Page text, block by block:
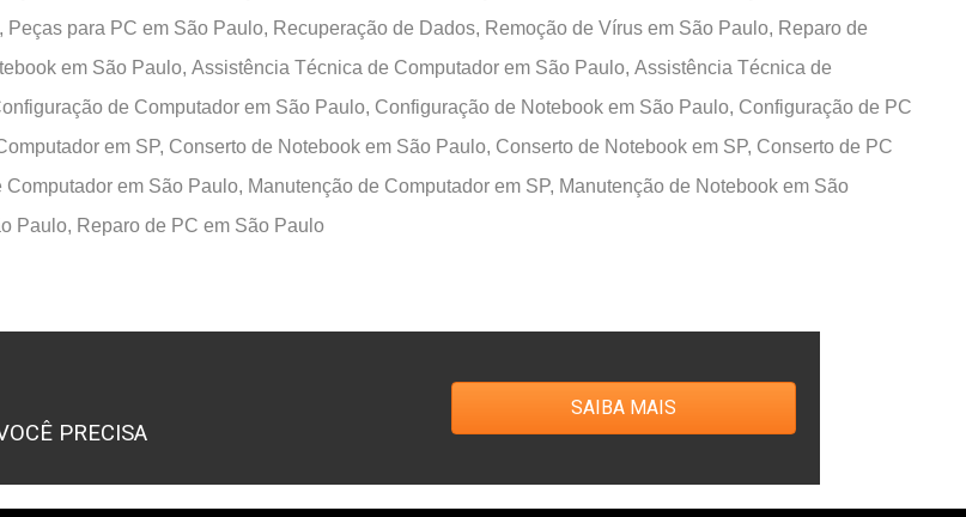
Peças para PC em São Paulo, Recuperação de Dados, Remoção de Vírus em São Paulo, Reparo de
em São Paulo, Assistência Técnica de Computador em São Paulo, Assistência Técnica de
de Computador em São Paulo, Configuração de Notebook em São Paulo, Configuração de PC
em SP, Conserto de Notebook em São Paulo, Conserto de Notebook em SP, Conserto de PC
Computador em São Paulo, Manutenção de Computador em SP, Manutenção de Notebook em São
Paulo, Reparo de PC em São Paulo
PRECISA
SAIBA MAIS